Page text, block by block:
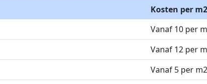
Kosten per m2
Vanaf 10 per
Vanaf 12 per
Vanaf 5 per m2